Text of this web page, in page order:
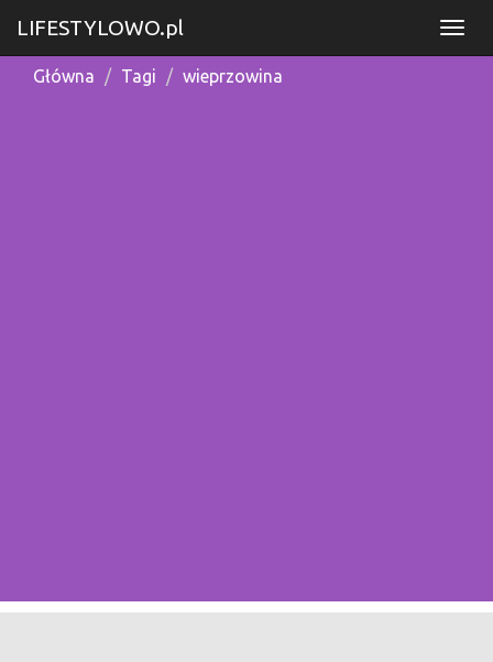
LIFESTYLOWO.pl
Główna Tagi wieprzowina